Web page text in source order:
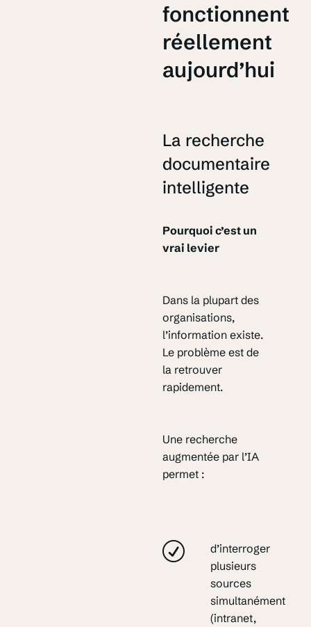
fonctionnent
réellement
aujourd’hui
La recherche
documentaire
intelligente
Pourquoi c’est un
vrai levier
Dans la plupart des
organisations,
l’information existe.
Le problème est de
la retrouver
rapidement.
Une recherche
augmentée par l’IA
permet :
d’interroger
plusieurs
sources
simultanément
(intranet,